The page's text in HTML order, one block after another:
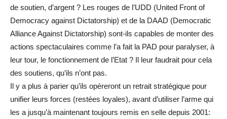
de soutien, d’argent ? Les rouges de l’UDD (United Front of
Democracy against Dictatorship) et de la DAAD (Democratic
Alliance Against Dictatorship) sont-ils capables de monter des
actions spectaculaires comme l’a fait la PAD pour paralyser, à
leur tour, le fonctionnement de l’Etat ? Il leur faudrait pour cela
des soutiens, qu’ils n’ont pas.
Il y a plus à parier qu’ils opéreront un retrait stratégique pour
unifier leurs forces (restées loyales), avant d’utiliser l’arme qui
les a jusqu’à maintenant toujours remis en selle depuis 2001: